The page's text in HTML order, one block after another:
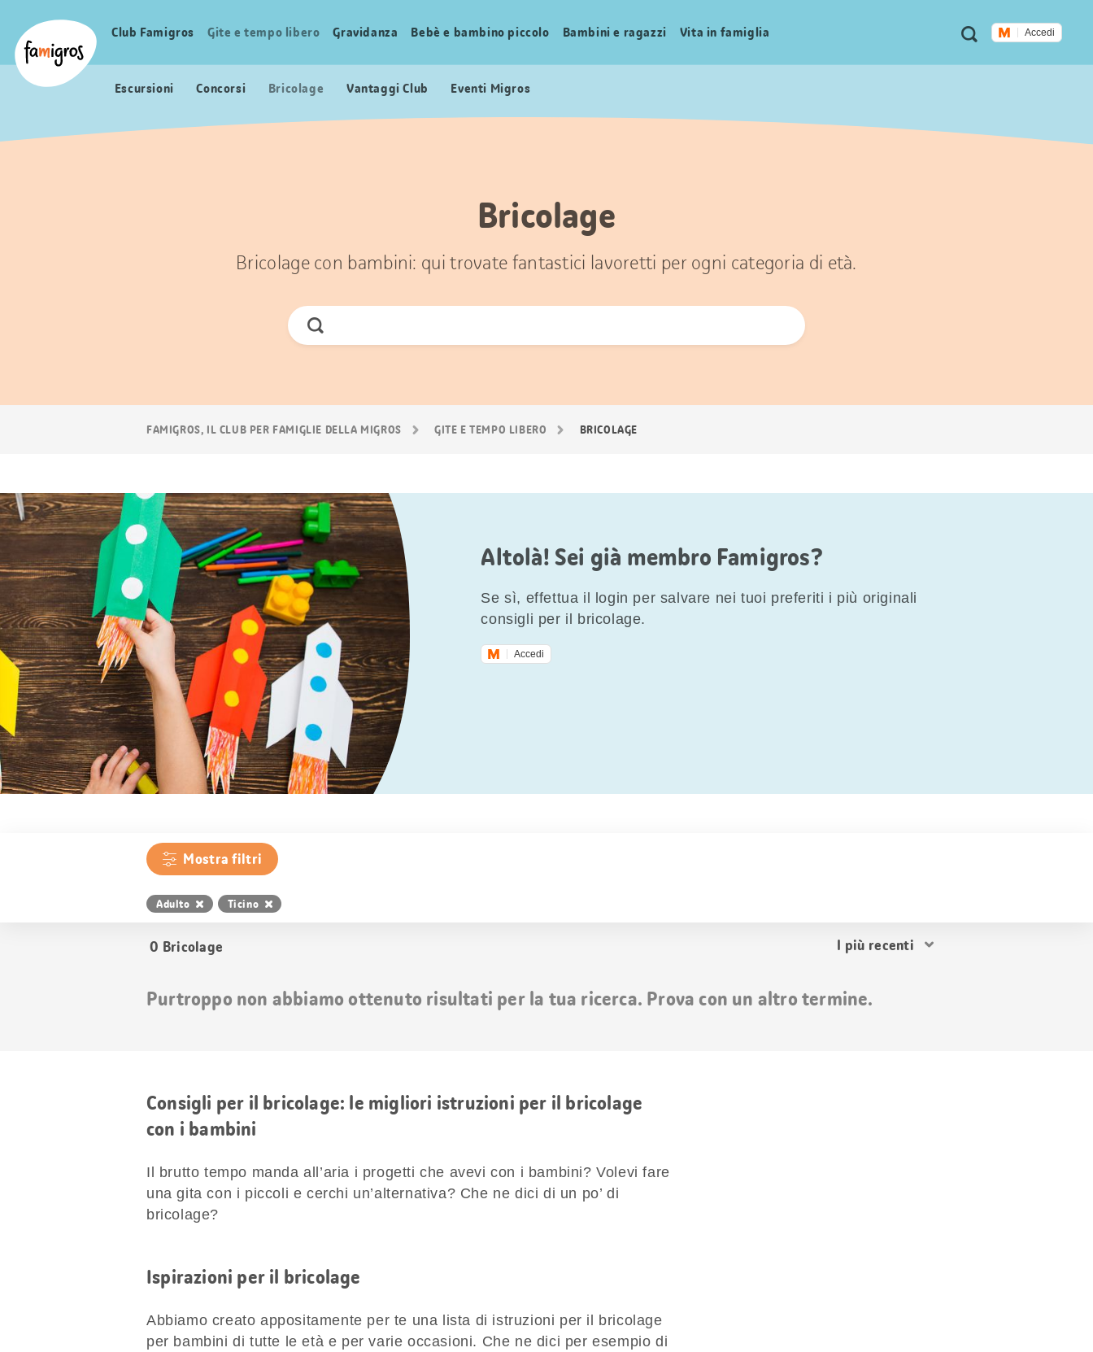
segnalibri
Logo
Metanavigazione
Ricerca Accedi
Navigazione
Club Famigros Gite e tempo libero Gravidanza Bebè e bambino piccolo Bambini e ragazzi Vita in famiglia
Escursioni Concorsi Bricolage Vantaggi Club Eventi Migros
Bricolage
Bricolage con bambini: qui trovate fantastici lavoretti per ogni categoria di età.
Cerca
FAMIGROS, IL CLUB PER FAMIGLIE DELLA MIGROS GITE E TEMPO LIBERO BRICOLAGE
Altolà! Sei già membro Famigros?
Se sì, effettua il login per salvare nei tuoi preferiti i più originali
consigli per il bricolage.
Accedi
Mostra filtri
Adulto Ticino
0 Bricolage
Ordina
Purtroppo non abbiamo ottenuto risultati per la tua ricerca. Prova con un altro termine.
Consigli per il bricolage: le migliori istruzioni per il bricolage
con i bambini
Il brutto tempo manda all’aria i progetti che avevi con i bambini? Volevi fare
una gita con i piccoli e cerchi un’alternativa? Che ne dici di un po’ di
bricolage?
Ispirazioni per il bricolage
Abbiamo creato appositamente per te una lista di istruzioni per il bricolage
per bambini di tutte le età e per varie occasioni. Che ne dici per esempio di